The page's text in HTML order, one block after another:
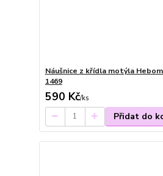
Náušnice z křídla motýla
1469
590 Kč/ks
Přidat do